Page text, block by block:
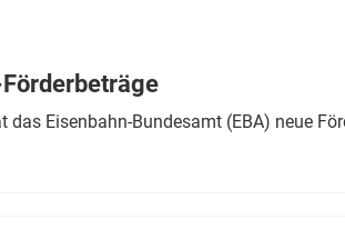
Eisenbahn-Bundesamt (EBA) neue